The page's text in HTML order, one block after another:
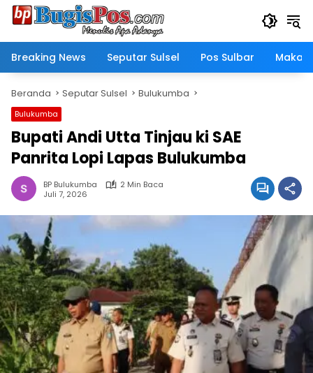
Langsung
Breaking News
Seputar Sulsel Pos Sulbar
Beranda Seputar Sulsel Bulukumba
Bulukumba
Bupati Andi Utta Tinjau ki SAE
Panrita Lopi Lapas Bulukumba
BP Bulukumba
2 Min Baca
Juli 7, 2026